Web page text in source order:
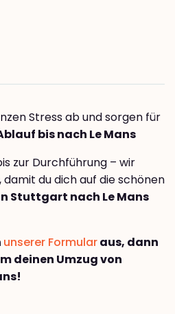
Stress ab und sorgen für
bis nach Le Mans
zur Durchführung – wir
du dich auf die schönen
Stuttgart nach Le Mans
unserer Formularaus, dann
deinen Umzug von